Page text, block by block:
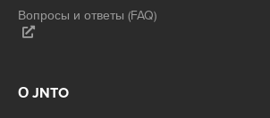
Вопросы и ответы (FAQ)
О JNTO